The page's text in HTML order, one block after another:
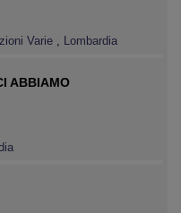
Varie , Lombardia
ABBIAMO